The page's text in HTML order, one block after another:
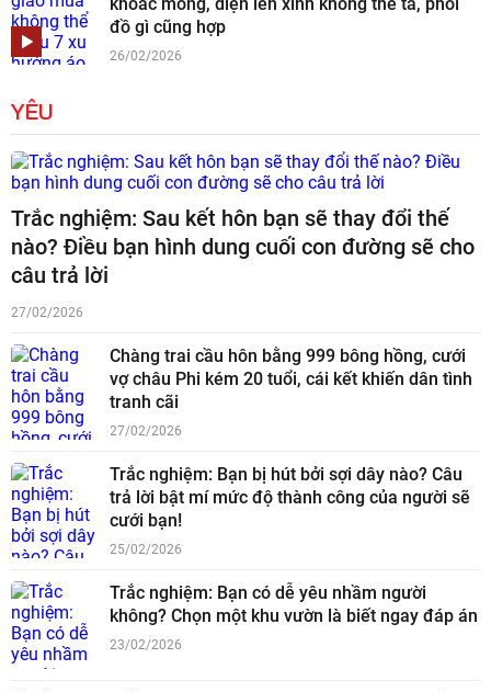
đồ gì cũng hợp
26/02/2026
YÊU
Trắc nghiệm: Sau kết hôn bạn sẽ thay đổi thế
nào? Điều bạn hình dung cuối con đường sẽ cho
câu trả lời
27/02/2026
Chàng trai cầu hôn bằng 999 bông hồng, cưới
vợ châu Phi kém 20 tuổi, cái kết khiến dân tình
tranh cãi
27/02/2026
Trắc nghiệm: Bạn bị hút bởi sợi dây nào? Câu
trả lời bật mí mức độ thành công của người sẽ
cưới bạn!
25/02/2026
Trắc nghiệm: Bạn có dễ yêu nhầm người
không? Chọn một khu vườn là biết ngay đáp án
23/02/2026